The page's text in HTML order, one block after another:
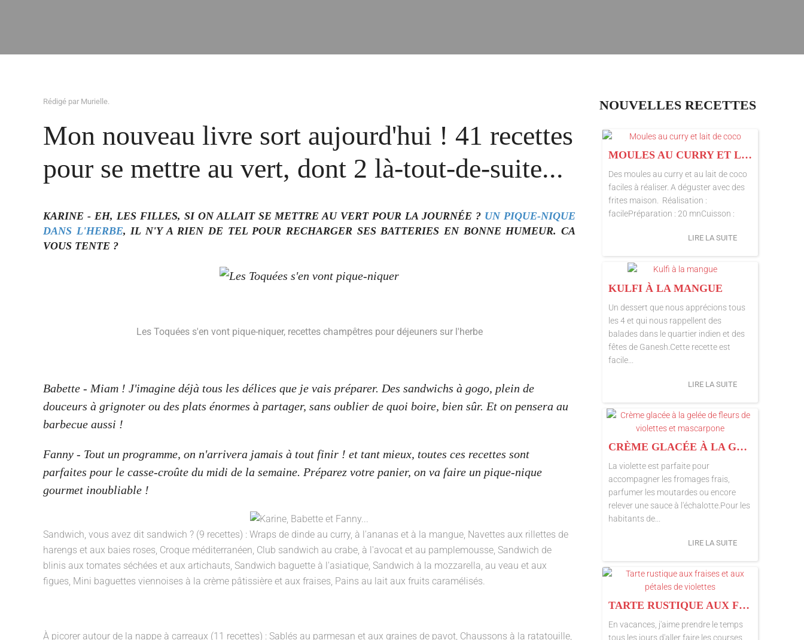
Rédigé par Murielle.
Mon nouveau livre sort aujourd'hui ! 41 recettes
pour se mettre au vert, dont 2 là-tout-de-suite...
KARINE - EH, LES FILLES, SI ON ALLAIT SE METTRE AU VERT POUR LA JOURNÉE ? UN PIQUE-NIQUE
DANS L'HERBE, IL N'Y A RIEN DE TEL POUR RECHARGER SES BATTERIES EN BONNE HUMEUR. CA
VOUS TENTE ?
Les Toquées s'en vont pique-niquer, recettes champêtres pour déjeuners sur l'herbe
Babette - Miam ! J'imagine déjà tous les délices que je vais préparer. Des sandwichs à gogo, plein de
douceurs à grignoter ou des plats énormes à partager, sans oublier de quoi boire, bien sûr. Et on pensera au
barbecue aussi !
Fanny - Tout un programme, on n'arrivera jamais à tout finir ! et tant mieux, toutes ces recettes sont
parfaites pour le casse-croûte du midi de la semaine. Préparez votre panier, on va faire un pique-nique
gourmet inoubliable !
Sandwich, vous avez dit sandwich ? (9 recettes) : Wraps de dinde au curry, à l'ananas et à la mangue, Navettes aux rillettes de
harengs et aux baies roses, Croque méditerranéen, Club sandwich au crabe, à l'avocat et au pamplemousse, Sandwich de
blinis aux tomates séchées et aux artichauts, Sandwich baguette à l'asiatique, Sandwich à la mozzarella, au veau et aux
figues, Mini baguettes viennoises à la crème pâtissière et aux fraises, Pains au lait aux fruits caramélisés.
À picorer autour de la nappe à carreaux (11 recettes) : Sablés au parmesan et aux graines de pavot, Chaussons à la ratatouille,
NOUVELLES RECETTES
MOULES AU CURRY ET LAIT DE COCO
Des moules au curry et au lait de coco
faciles à réaliser. A déguster avec des
frites maison. Réalisation :
facilePréparation : 20 mnCuisson :
LIRE LA SUITE
KULFI À LA MANGUE
Un dessert que nous apprécions tous
les 4 et qui nous rappellent des
balades dans le quartier indien et des
fêtes de Ganesh.Cette recette est
facile...
LIRE LA SUITE
CRÈME GLACÉE À LA GELÉE DE FLEURS DE VIOLETTES ET MASCARPONE
La violette est parfaite pour
accompagner les fromages frais,
parfumer les moutardes ou encore
relever une sauce à l'échalotte.Pour les
habitants de...
LIRE LA SUITE
TARTE RUSTIQUE AUX FRAISES ET AUX PÉTALES DE VIOLETTES
En vacances, j'aime prendre le temps
tous les jours d'aller faire les courses